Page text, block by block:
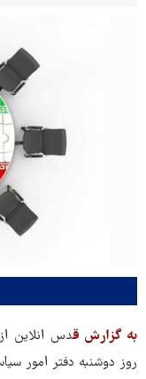
به گزارش قدس انلاین
روز دوشنبه دفتر امور